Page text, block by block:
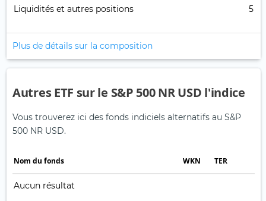
Liquidités et autres positions 5
Plus de détails sur la composition
Autres ETF sur le S&P 500 NR USD l'indice
Vous trouverez ici des fonds indiciels alternatifs au S&P
500 NR USD.
Nom du fonds WKN TER
Aucun résultat